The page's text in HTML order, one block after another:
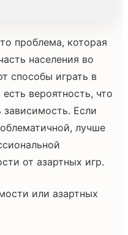
проблема, которая
населения во
способы играть в
вероятность, что
Если
лучше
от азартных игр.
или азартных